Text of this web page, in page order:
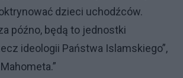
dzieci uchodźców.
późno, będą to jednostki
ideologii Państwa Islamskiego”,